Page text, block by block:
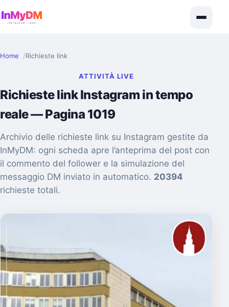
Home Richieste link
ATTIVITÀ LIVE
Richieste link Instagram in tempo
reale — Pagina 1019
Archivio delle richieste link su Instagram gestite da
InMyDM: ogni scheda apre l’anteprima del post con
il commento del follower e la simulazione del
messaggio DM inviato in automatico. 20394
richieste totali.